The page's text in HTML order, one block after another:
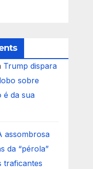
Trump dispara
sobre
é da sua
assombrosa
da “pérola”
traficantes